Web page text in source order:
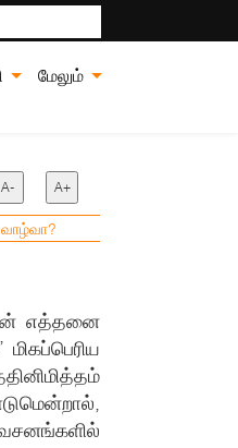
மேலும்
A- A+
எத்தனை